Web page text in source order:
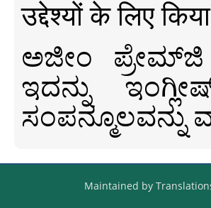
उद्देश्यों के लिए
ಅಜೀಂ
ಇದನ್ನು
ಸಂಪನ್ಮೂಲವನ್ನು
Maintained by